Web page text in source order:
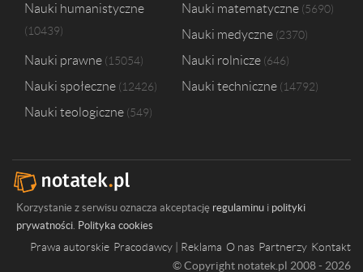
Nauki humanistyczne
10439
Nauki matematyczne 5690
Nauki medyczne 2370
Nauki prawne 15054 Nauki rolnicze 646
Nauki społeczne 12426 Nauki techniczne 14792
Nauki teologiczne 549
Korzystanie z serwisu oznacza akceptację regulaminu i polityki
prywatności. Polityka cookies
Prawa autorskie Pracodawcy | Reklama O nas Partnerzy Kontakt
© Copyright notatek.pl 2008 - 2026